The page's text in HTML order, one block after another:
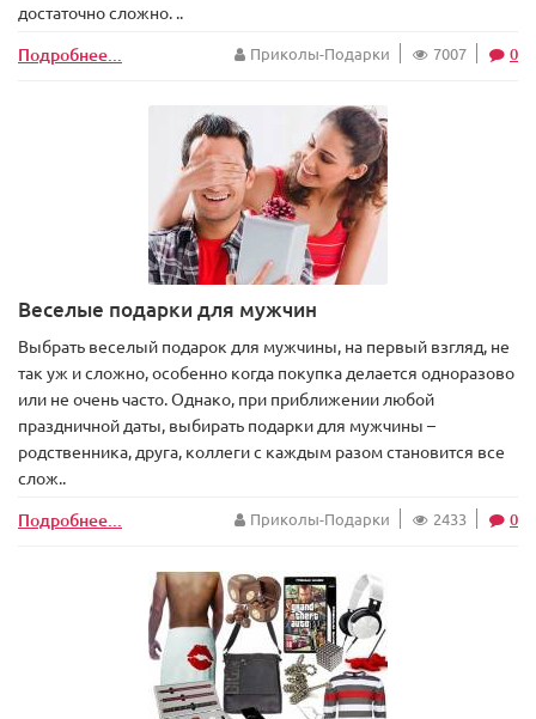
достаточно сложно. ..
Подробнее... Приколы-Подарки 7007 0
Веселые подарки для мужчин
Выбрать веселый подарок для мужчины, на первый взгляд, не
так уж и сложно, особенно когда покупка делается одноразово
или не очень часто. Однако, при приближении любой
праздничной даты, выбирать подарки для мужчины –
родственника, друга, коллеги с каждым разом становится все
слож..
Подробнее... Приколы-Подарки 2433 0